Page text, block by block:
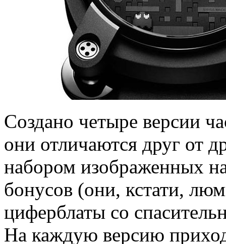
Создано четыре версии
они отличаются друг от
набором изображенных
бонусов (они, кстати,
циферблаты со
На каждую версию